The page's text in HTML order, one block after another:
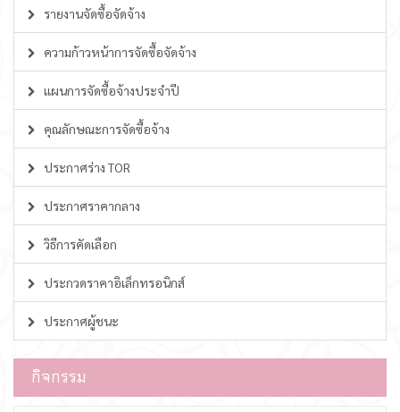
รายงานจัดซื้อจัดจ้าง
ความก้าวหน้าการจัดซื้อจัดจ้าง
แผนการจัดซื้อจ้างประจำปี
คุณลักษณะการจัดซื้อจ้าง
ประกาศร่าง TOR
ประกาศราคากลาง
วิธีการคัดเลือก
ประกวดราคาอิเล็กทรอนิกส์
ประกาศผู้ชนะ
กิจกรรม